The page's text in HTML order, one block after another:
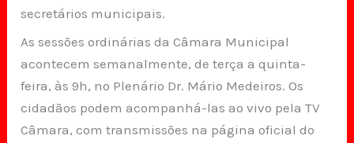
secretários municipais.
As sessões ordinárias da Câmara Municipal
acontecem semanalmente, de terça a quinta-
feira, às 9h, no Plenário Dr. Mário Medeiros. Os
cidadãos podem acompanhá-las ao vivo pela TV
Câmara, com transmissões na página oficial do